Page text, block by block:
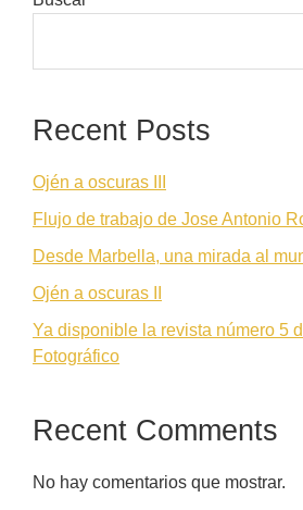
principal
Recent Posts
Ojén a oscuras III
Flujo de trabajo de Jose Antonio
Desde Marbella, una mirada al
Ojén a oscuras II
Ya disponible la revista número 5
Fotográfico
Recent Comments
No hay comentarios que mostrar.